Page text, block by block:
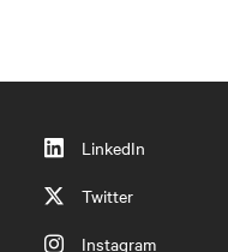
LinkedIn
Twitter
Instagram